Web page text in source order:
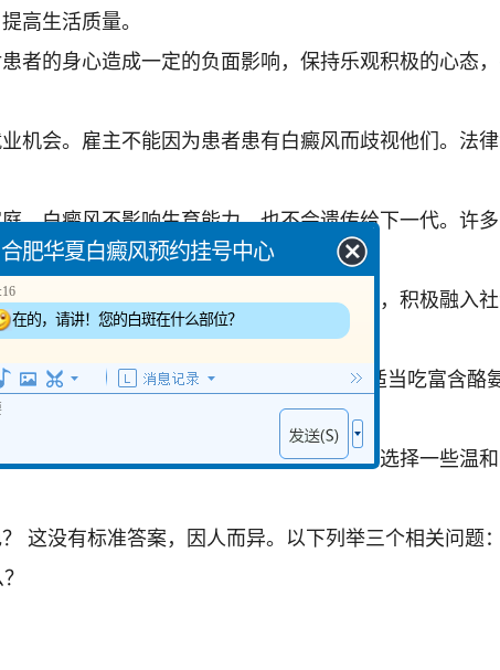
高生活质量。
者的身心造成一定的负面影响，保持乐观积极的心态
机会。雇主不能因为患者患有白癜风而歧视他们。法
。白癜风不影响生育能力，也不会遗传给下一代。许
追求爱情和家庭的权利。
社交活动。不必因为自身情况而自我封闭，积极融入
食用富含维生素C(注意摄入量)的食物，适当吃富含酪
食物，选择清淡易消化的食物。
白癜风的治疗也有一定的辅助作用。可以选择一些温
这没有标准答案，因人而异。以下列举三个相关问题：
合肥华夏白癜风预约挂号中心
在的，请讲！您的白斑在什么部位？